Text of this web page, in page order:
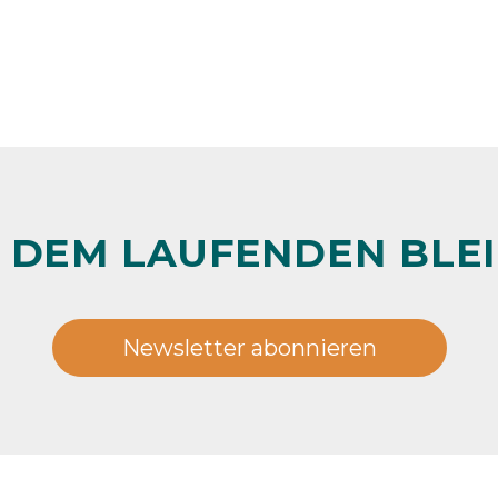
DEM LAUFENDEN
Newsletter abonnieren